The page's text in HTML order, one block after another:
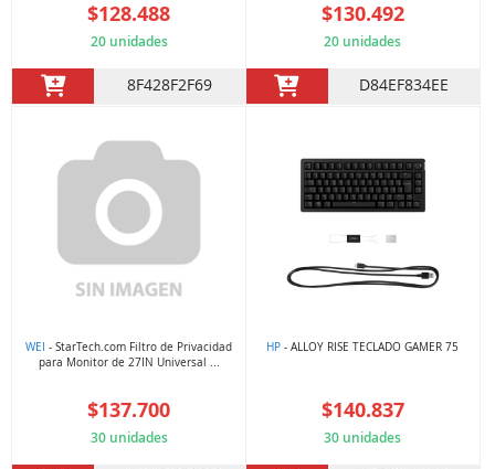
$128.488
20 unidades
8F428F2F69
$130.492
20 unidades
D84EF834EE
WEI - StarTech.com Filtro de Privacidad
para Monitor de 27IN Universal ...
$137.700
30 unidades
HP - ALLOY RISE TECLADO GAMER 75
$140.837
30 unidades